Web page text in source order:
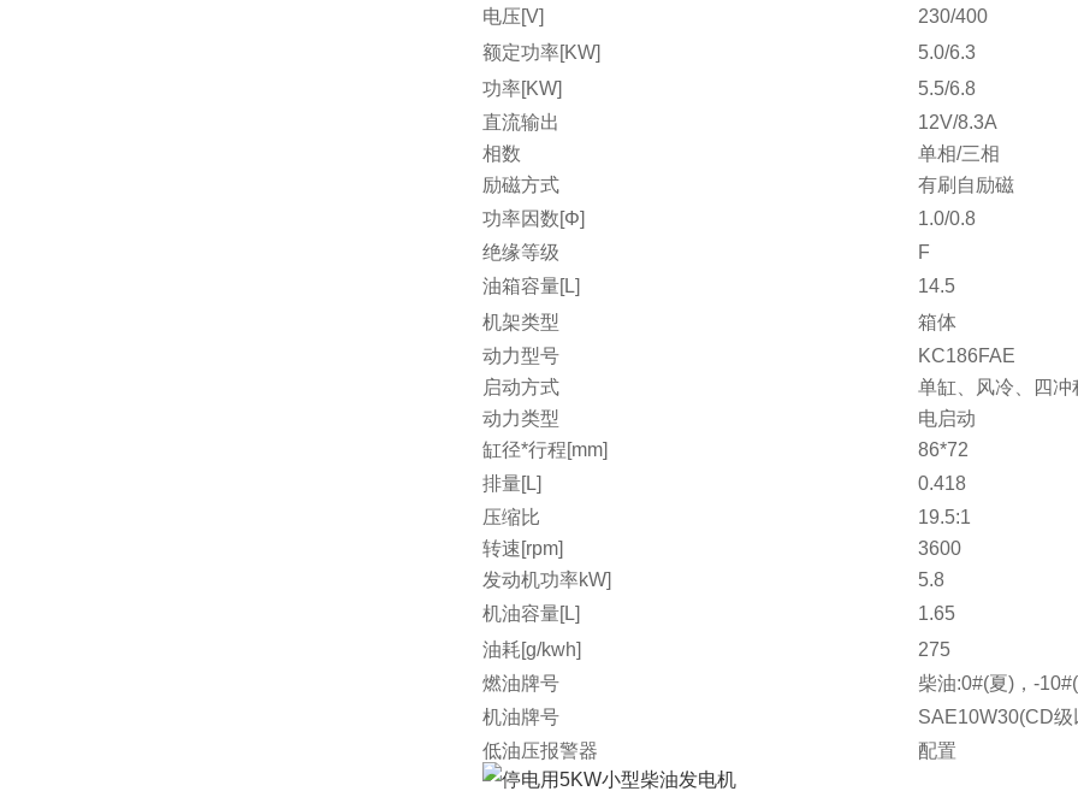
电压[V]
230/400
额定功率[KW]
5.0/6.3
功率[KW]
5.5/6.8
直流输出
12V/8.3A
相数
单相/三相
励磁方式
有刷自励磁
功率因数[Φ]
1.0/0.8
绝缘等级
F
油箱容量[L]
14.5
机架类型
箱体
动力型号
KC186FAE
启动方式
单缸、风冷、四冲
动力类型
电启动
缸径*行程[mm]
86*72
排量[L]
0.418
压缩比
19.5:1
转速[rpm]
3600
发动机功率kW]
5.8
机油容量[L]
1.65
油耗[g/kwh]
275
燃油牌号
柴油:0#(夏)，-
机油牌号
SAE10W30(CD级
低油压报警器
配置
可选配置